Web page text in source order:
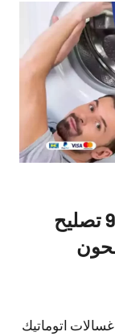
فني غسالات النعيم 98025055 تصليح
اتوماتيك